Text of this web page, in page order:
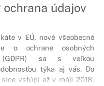
ochrana údajov
v EÚ, nové všeobecné
o ochrane osobných
(GDPR) sa s veľkou
týka aj vás. Do
vstúpi až v máji 2018,